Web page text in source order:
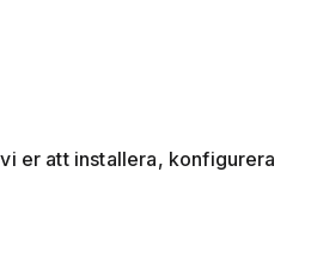
er att installera, konfigurera